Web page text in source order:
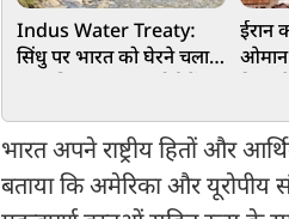
Indus Water Treaty:
सिंधु पर भारत को घेरने चला
ईरान
ओमान
भारत अपने राष्ट्रीय हितों और
बताया कि अमेरिका और